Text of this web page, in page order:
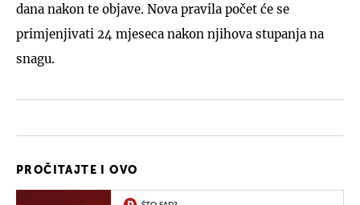
dana nakon te objave. Nova pravila počet će se
primjenjivati 24 mjeseca nakon njihova stupanja na
snagu.
PROČITAJTE I OVO